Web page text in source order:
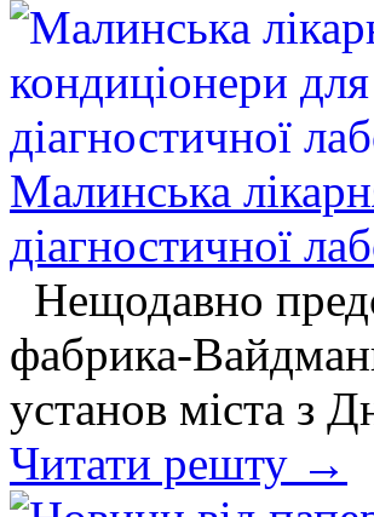
Малинська
діагностичної
Нещодавно
фабрика-
установ міста з
Читати решту →